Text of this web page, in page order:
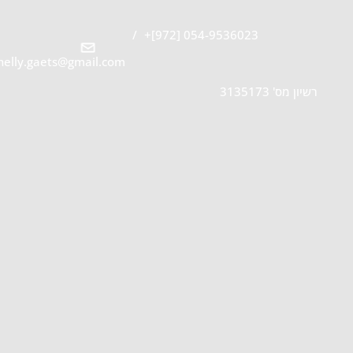
054-9536023 [972]+
/
רשיון מס' 3135173